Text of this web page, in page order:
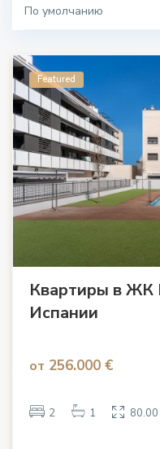
По умолчанию
Featured
Квартиры в ЖК
Испании
от 256.000 €
2 1 80.00